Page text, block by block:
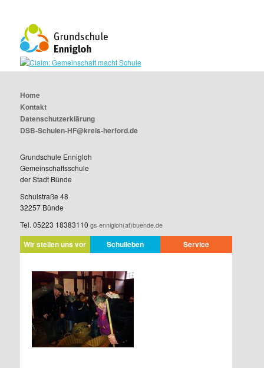
Home
Kontakt
Datenschutzerklärung
DSB-Schulen-HF@kreis-herford.de
Grundschule Ennigloh
Gemeinschaftsschule
der Stadt Bünde
Schulstraße 48
32257 Bünde
Tel. 05223 18383110 gs-ennigloh(at)buende.de
Wir stellen uns vor Schulleben Service